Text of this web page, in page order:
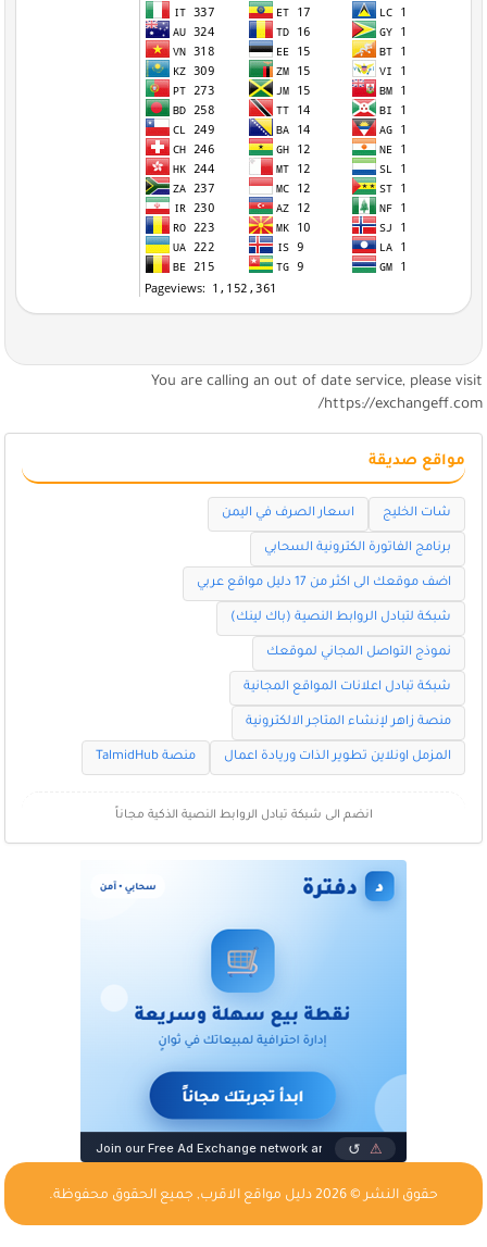
You are calling an out of date service, please visit
https://exchangeff.com/
مواقع صديقة
شات الخليج اسعار الصرف في اليمن
برنامج الفاتورة الكترونية السحابي
اضف موقعك الى اكثر من 17 دليل مواقع عربي
شبكة لتبادل الروابط النصية (باك لينك)
نموذج التواصل المجاني لموقعك
شبكة تبادل اعلانات المواقع المجانية
منصة زاهر لإنشاء المتاجر الالكترونية
المزمل اونلاين تطوير الذات وريادة اعمال منصة TalmidHub
انضم الى شبكة تبادل الروابط النصية الذكية مجاناً
حقوق النشر © 2026 دليل مواقع الاقرب, جميع الحقوق محفوظة.